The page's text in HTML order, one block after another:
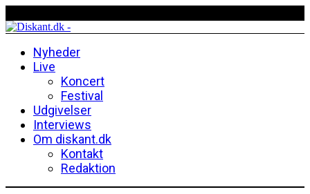
Nyheder
Live
Koncert
Festival
Udgivelser
Interviews
Om diskant.dk
Kontakt
Redaktion